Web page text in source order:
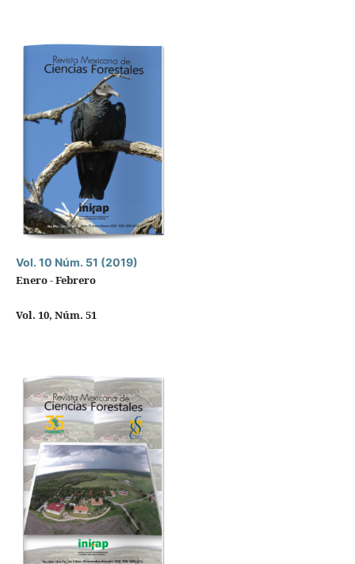
Vol. 10 Núm. 51 (2019)
Enero - Febrero
Vol. 10, Núm. 51